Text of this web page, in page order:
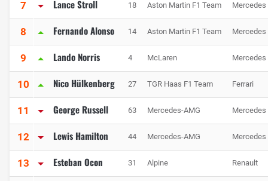
7 Lance Stroll 18 Aston Martin F1 Team Mercedes
8 Fernando Alonso 14 Aston Martin F1 Team Mercedes
9 Lando Norris 4 McLaren Mercedes
10 Nico Hülkenberg 27 TGR Haas F1 Team Ferrari
11 George Russell 63 Mercedes-AMG Mercedes
12 Lewis Hamilton 44 Mercedes-AMG Mercedes
13 Esteban Ocon 31 Alpine Renault